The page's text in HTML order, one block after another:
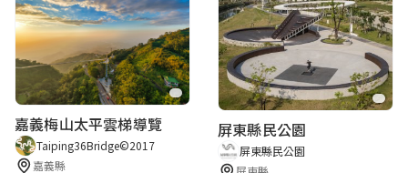
嘉義梅山太平雲梯導覽
Taiping36Bridge©2017
嘉義縣
屏東縣民公園
屏東縣民公園